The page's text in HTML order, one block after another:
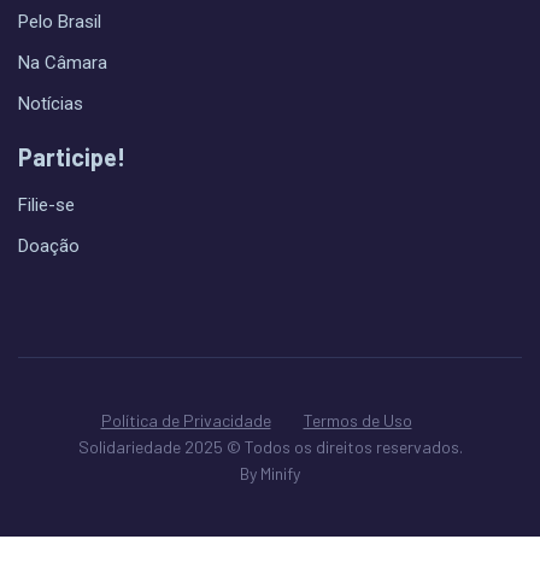
Pelo Brasil
Na Câmara
Notícias
Participe!
Filie-se
Doação
Política de Privacidade
Termos de Uso
Solidariedade 2025 © Todos os direitos reservados.
By Minify